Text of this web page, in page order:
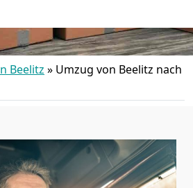
Beelitz » Umzug von Beelitz nach